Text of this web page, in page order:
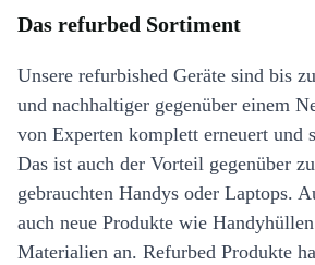
Das refurbed Sortiment
Unsere refurbished Geräte sind bis
und nachhaltiger gegenüber einem
von Experten komplett erneuert und
Das ist auch der Vorteil gegenüber
gebrauchten Handys oder Laptops.
auch neue Produkte wie
Materialien an. Refurbed Produkte